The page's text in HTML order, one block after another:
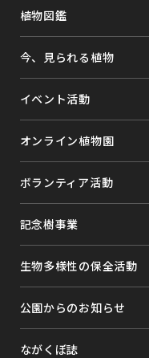
植物図鑑
今、見られる植物
イベント活動
オンライン植物園
ボランティア活動
記念樹事業
生物多様性の保全活動
公園からのお知らせ
ながくぼ誌